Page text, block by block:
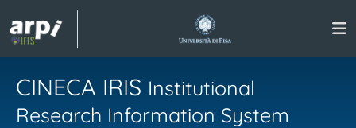
CINECA IRIS Institutional
Research Information System